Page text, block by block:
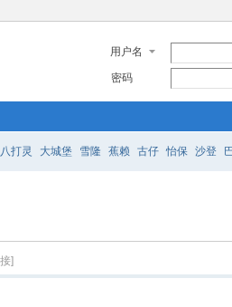
用户名
密码
八打灵 大城堡 雪隆 蕉赖 古仔 怡保 沙登
]